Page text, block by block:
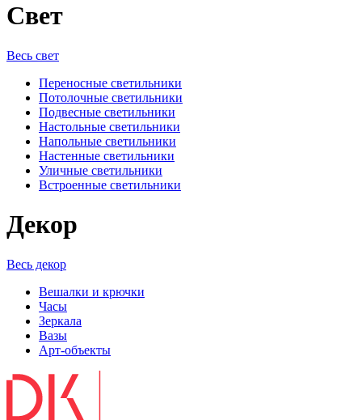
Свет
Весь свет
Переносные светильники
Потолочные светильники
Подвесные светильники
Настольные светильники
Напольные светильники
Настенные светильники
Уличные светильники
Встроенные светильники
Декор
Весь декор
Вешалки и крючки
Часы
Зеркала
Вазы
Арт-объекты